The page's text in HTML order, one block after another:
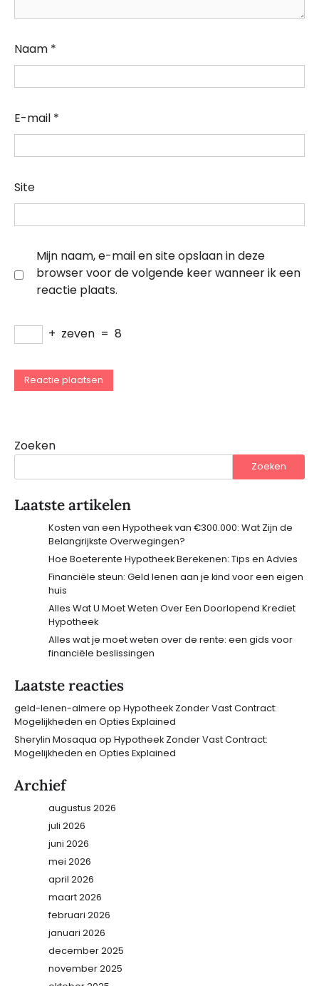
Naam *
E-mail *
Site
Mijn naam, e-mail en site opslaan in deze
browser voor de volgende keer wanneer ik een
reactie plaats.
+ zeven = 8
Zoeken
Zoeken
Laatste artikelen
Kosten van een Hypotheek van €300.000: Wat Zijn de
Belangrijkste Overwegingen?
Hoe Boeterente Hypotheek Berekenen: Tips en Advies
Financiële steun: Geld lenen aan je kind voor een eigen
huis
Alles Wat U Moet Weten Over Een Doorlopend Krediet
Hypotheek
Alles wat je moet weten over de rente: een gids voor
financiële beslissingen
Laatste reacties
geld-lenen-almere op Hypotheek Zonder Vast Contract:
Mogelijkheden en Opties Explained
Sherylin Mosaqua op Hypotheek Zonder Vast Contract:
Mogelijkheden en Opties Explained
Archief
augustus 2026
juli 2026
juni 2026
mei 2026
april 2026
maart 2026
februari 2026
januari 2026
december 2025
november 2025